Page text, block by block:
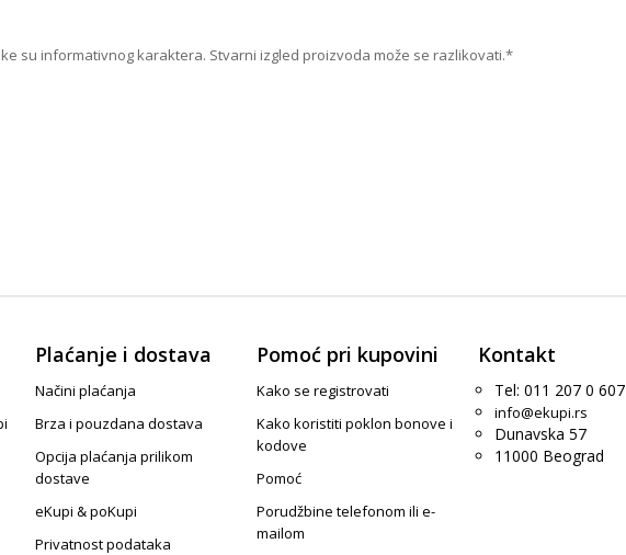
su informativnog karaktera. Stvarni izgled proizvoda može se razlikovati.*
Plaćanje i dostava
Načini plaćanja
Brza i pouzdana dostava
Opcija plaćanja prilikom
dostave
eKupi & poKupi
Privatnost podataka
Pomoć pri kupovini
Kako se registrovati
Kako koristiti poklon bonove i
kodove
Pomoć
Porudžbine telefonom ili e-
mailom
Kontakt
Tel: 011 207 0 607
info@ekupi.rs
Dunavska 57
11000 Beograd